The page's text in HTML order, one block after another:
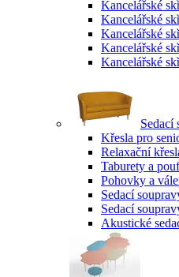
Kancelářské
Kancelářské
Kancelářské
Kancelářské
Kancelářské
Sedací
Křesla pro
Relaxační
Taburety a
Pohovky a
Sedací
Sedací
Akustické